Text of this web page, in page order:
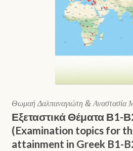
Θωμαή Δαλπαναγιώτη & Αναστασία
Εξεταστικά Θέματα Β1-
(Examination topics for
attainment in Greek B1-